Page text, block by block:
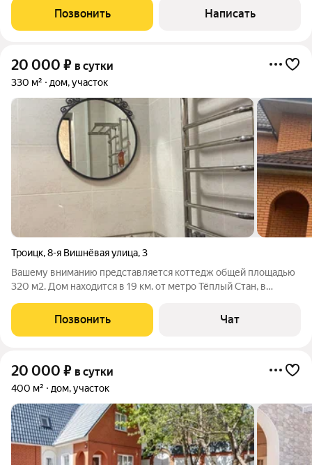
хвойных и лиственных деревьев. Зона отдыха с лавочками,
парковка до 20 машин, летняя
Позвонить Написать
20 000 ₽ в сутки
330 м² дом, участок
Троицк,8-я Вишнёвая улица,3
Вашему вниманию представляется коттедж общей площадью
320 м2. Дом находится в 19 км. от метро Тёплый Стан, в
общественного транспорта, также через дорогу расположен
супермаркет «Перекресток». Коттедж
Позвонить Чат
20 000 ₽ в сутки
400 м² дом, участок